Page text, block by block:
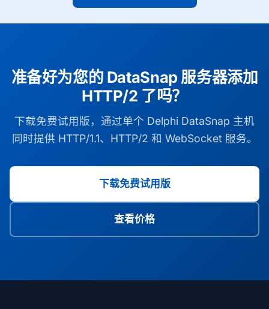
准备好为您的 DataSnap 服务器添加
HTTP/2 了吗？
下载免费试用版，通过单个 Delphi DataSnap 主机
同时提供 HTTP/1.1、HTTP/2 和 WebSocket 服务。
下载免费试用版
查看价格